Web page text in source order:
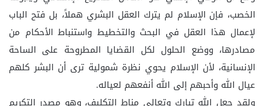
الخصب، فإن الإسلام لم يترك العقل البشري هملاً، بل فتح الباب
لإعمال هذا العقل في البحث والتخطيط واستنباط الأحكام من
مصادرها، ووضع الحلول لكل القضايا المطروحة على الساحة
الإنسانية، لأن الإسلام يحوي نظرة شمولية ترى أن البشر كلهم
عيال الله وأحبهم إلى الله أنفعهم لعياله.
ولقد جعل الله تبارك وتعالى مناط التكليف، وهو مصدر التكريم